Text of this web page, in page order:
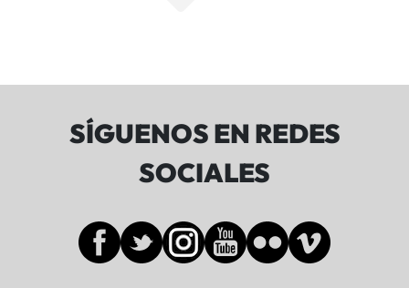
SÍGUENOS EN REDES
SOCIALES